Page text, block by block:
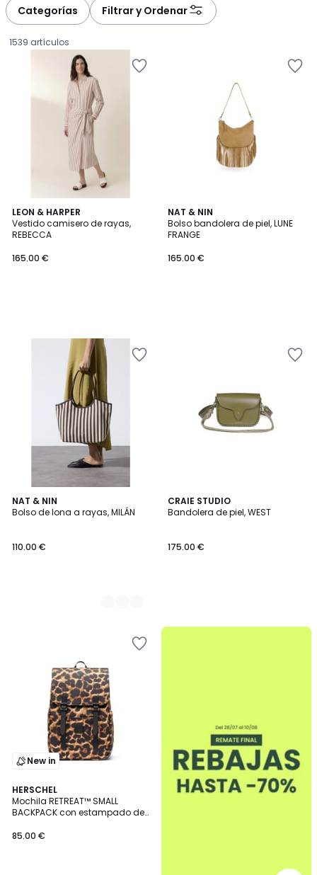
Categorías Filtrar y Ordenar
1539 artículos
LEON & HARPER
Vestido camisero de rayas,
REBECCA
€.
165.00 €
NAT & NIN
Bolso bandolera de piel, LUNE
FRANGE
165.00 €
NAT & NIN
Bolso de lona a rayas, MILÁN
110.00 €
2
Colores
CRAIE STUDIO
Bandolera de piel, WEST
175.00 €
New in
HERSCHEL
Mochila RETREAT™ SMALL
BACKPACK con estampado de
85.00 €
.